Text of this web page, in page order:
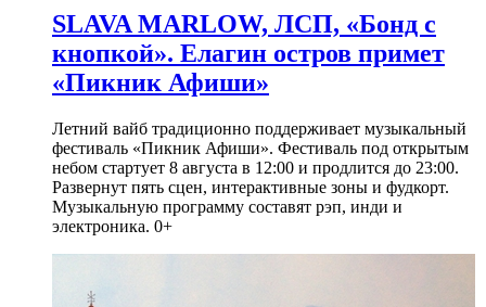
SLAVA MARLOW, ЛСП, «Бонд с
кнопкой». Елагин остров примет
«Пикник Афиши»
Летний вайб традиционно поддерживает музыкальный
фестиваль «Пикник Афиши». Фестиваль под открытым
небом стартует 8 августа в 12:00 и продлится до 23:00.
Развернут пять сцен, интерактивные зоны и фудкорт.
Музыкальную программу составят рэп, инди и
электроника. 0+